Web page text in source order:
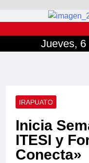
Jueves, 6
IRAPUATO
Inicia
ITESI y
Conecta»